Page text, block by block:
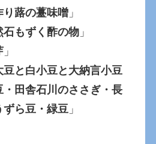
り蕗の薹味噌 」
石もずく酢の物 」
」
と白小豆と大納言小豆
・田舎石川のささぎ・長
ずら豆・緑豆 」